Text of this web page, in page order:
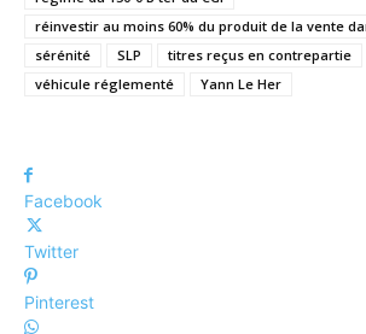
réinvestir au moins 60% du produit de la vente
sérénité
SLP titres reçus en contrepartie
véhicule réglementé
Yann Le Her
Facebook
Twitter
Pinterest